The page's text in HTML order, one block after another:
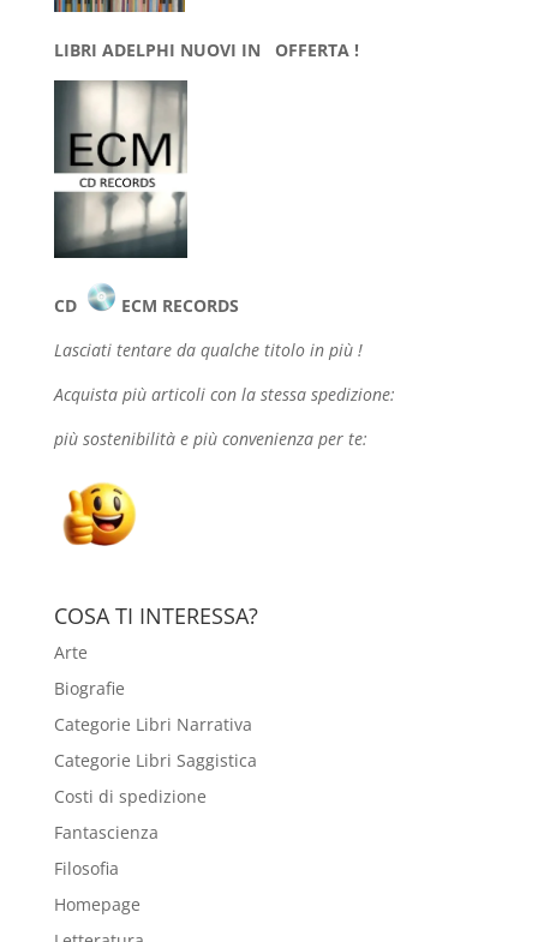
LIBRI ADELPHI NUOVI IN OFFERTA !
CD
ECM RECORDS
Lasciati tentare da qualche titolo in più !
Acquista più articoli con la stessa spedizione:
più sostenibilità e più convenienza per te:
COSA TI INTERESSA?
Arte
Biografie
Categorie Libri Narrativa
Categorie Libri Saggistica
Costi di spedizione
Fantascienza
Filosofia
Homepage